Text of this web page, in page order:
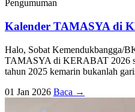
Pengumuman
Kalender TAMASYA di
Halo, Sobat Kemendukbangga/
TAMASYA di KERABAT 2026
tahun 2025 kemarin bukanlah
01 Jan 2026 Baca →